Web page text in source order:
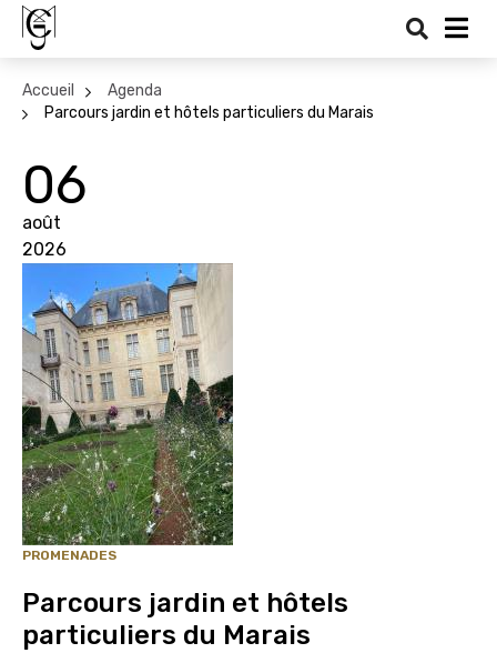
Accueil
Agenda
Parcours jardin et hôtels particuliers du Marais
06
août
2026
PROMENADES
Parcours jardin et hôtels
particuliers du Marais